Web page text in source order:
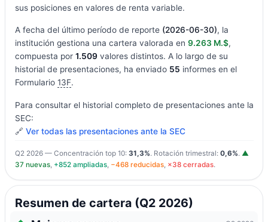
sus posiciones en valores de renta variable.
A fecha del último período de reporte (2026-06-30), la
institución gestiona una cartera valorada en 9.263 M.$,
compuesta por 1.509valores distintos. A lo largo de su
historial de presentaciones, ha enviado 55 informes en el
Formulario 13F.
Para consultar el historial completo de presentaciones ante la
SEC:
🔗 Ver todas las presentaciones ante la SEC
Q2 2026 — Concentración top 10: 31,3%. Rotación trimestral: 0,6%. ▲
37 nuevas, +852 ampliadas, −468 reducidas, ×38 cerradas.
Resumen de cartera (Q2 2026)